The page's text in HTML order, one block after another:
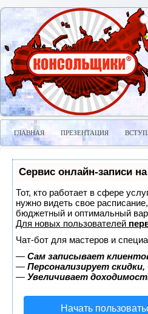
ГЛАВНАЯ ПРЕЗЕНТАЦИЯ
Сервис онлайн-записи
Тот, кто работает в сфере
нужно видеть свое
бюджетный и оптимальный
Для новых пользователей
Чат-бот для мастеров и
— Сам записывает
— Персонализирует
— Увеличивает
Начать